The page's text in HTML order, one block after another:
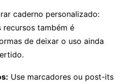
caderno personalizado:
também é
de deixar o uso ainda
Use marcadores ou post-its